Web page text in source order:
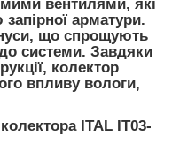
вентилями, які
арматури.
що спрощують
системи. Завдяки
колектор
впливу вологи,
ITAL IT03-